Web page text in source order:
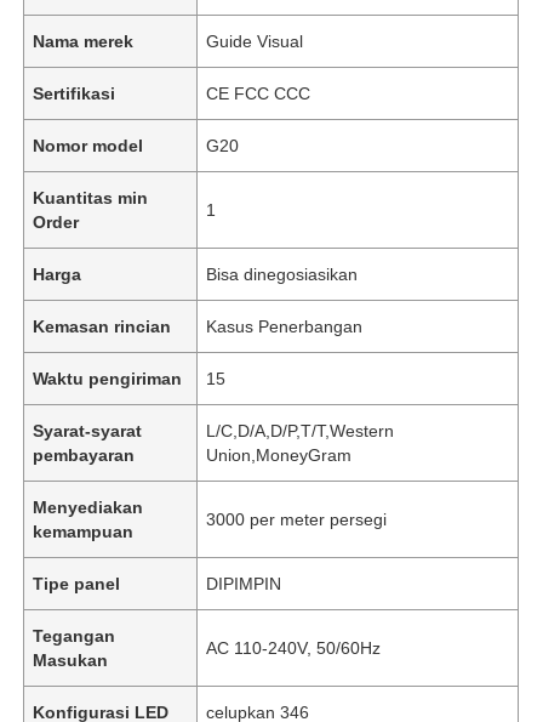
Nama merek Guide Visual
Sertifikasi CE FCC CCC
Nomor model G20
Kuantitas min
Order
1
Harga Bisa dinegosiasikan
Kemasan rincian Kasus Penerbangan
Waktu pengiriman 15
Syarat-syarat
pembayaran
L/C,D/A,D/P,T/T,Western
Union,MoneyGram
Menyediakan
kemampuan
3000 per meter persegi
Tipe panel DIPIMPIN
Tegangan
Masukan
AC 110-240V, 50/60Hz
Konfigurasi LED celupkan 346